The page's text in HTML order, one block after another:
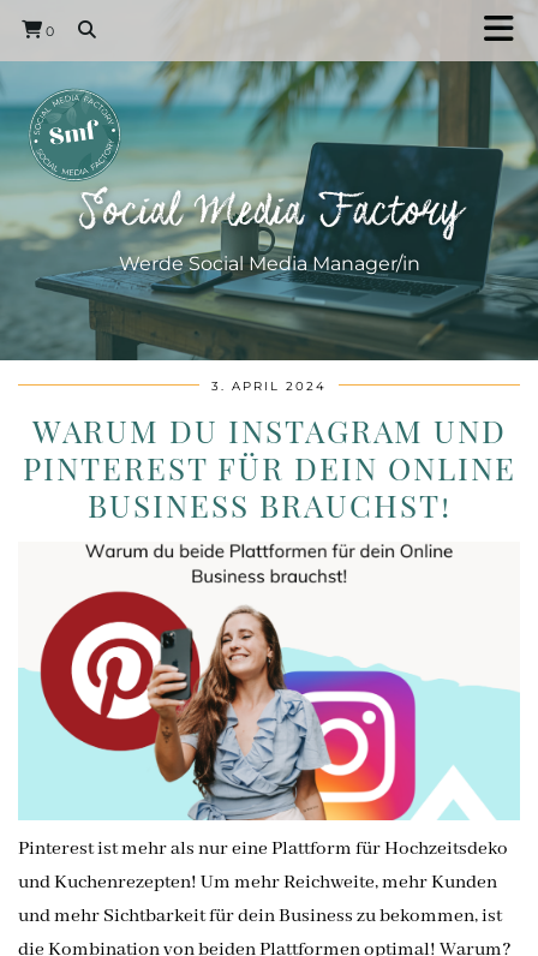
0
Social Media Factory
Werde Social Media Manager/in
3. APRIL 2024
WARUM DU INSTAGRAM UND
PINTEREST FÜR DEIN ONLINE
BUSINESS BRAUCHST!
Pinterest ist mehr als nur eine Plattform für Hochzeitsdeko
und Kuchenrezepten! Um mehr Reichweite, mehr Kunden
und mehr Sichtbarkeit für dein Business zu bekommen, ist
die Kombination von beiden Plattformen optimal! Warum?